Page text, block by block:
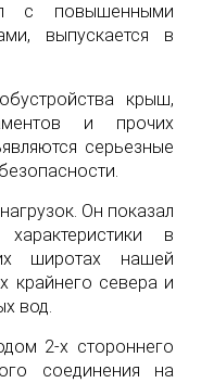
с повышенными
выпускается в
крыш,
и прочих
серьезные
Он показал
характеристики в
широтах нашей
крайнего севера и
вод.
2-х стороннего
соединения на